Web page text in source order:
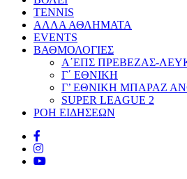
TENNIS
ΑΛΛΑ ΑΘΛΗΜΑΤΑ
EVENTS
ΒΑΘΜΟΛΟΓΙΕΣ
Α΄ΕΠΣ ΠΡΕΒΕΖΑΣ-
Γ΄ ΕΘΝΙΚΗ
Γ’ ΕΘΝΙΚΗ ΜΠΑΡΑΖ
SUPER LEAGUE 2
ΡΟΗ ΕΙΔΗΣΕΩΝ